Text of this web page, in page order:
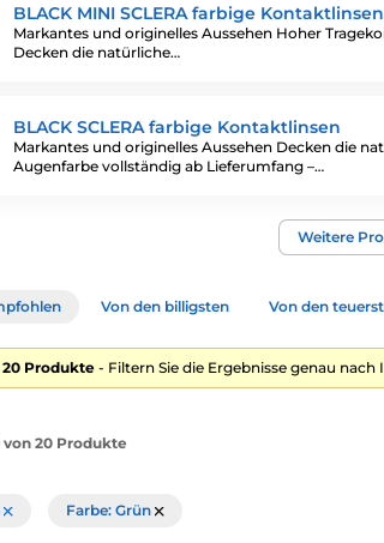
BLACK MINI SCLERA farbige Kontaktlinsen
Markantes und originelles Aussehen Hoher
Decken die natürliche…
BLACK SCLERA farbige Kontaktlinsen
Markantes und originelles Aussehen Decken die
Augenfarbe vollständig ab Lieferumfang –…
Weitere
Von den billigsten Von den
Produkte - Filtern Sie die Ergebnisse genau
von 20 Produkte
Farbe: Grün